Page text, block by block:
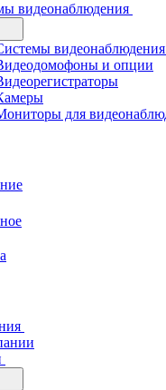
видеонаблюдения
видеонаблюдения
и опции
для